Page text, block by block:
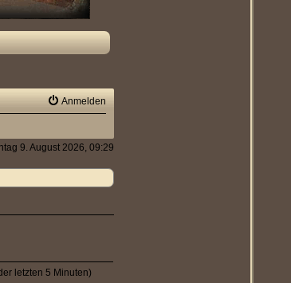
Anmelden
9. August 2026, 09:29
letzten 5 Minuten)